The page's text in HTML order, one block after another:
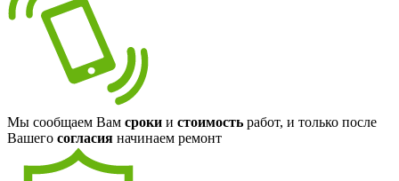
Мы сообщаем Вам сроки и стоимость работ, и только после
Вашего согласия начинаем ремонт